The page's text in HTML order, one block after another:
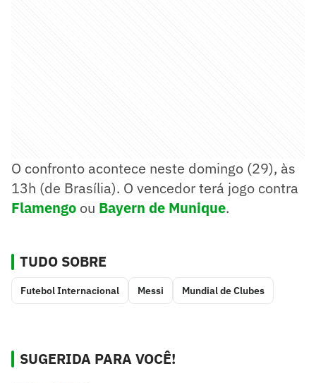
O confronto acontece neste domingo (29), às
13h (de Brasília). O vencedor terá jogo contra
Flamengo ou Bayern de Munique.
TUDO SOBRE
Futebol Internacional Messi Mundial de Clubes
SUGERIDA PARA VOCÊ!